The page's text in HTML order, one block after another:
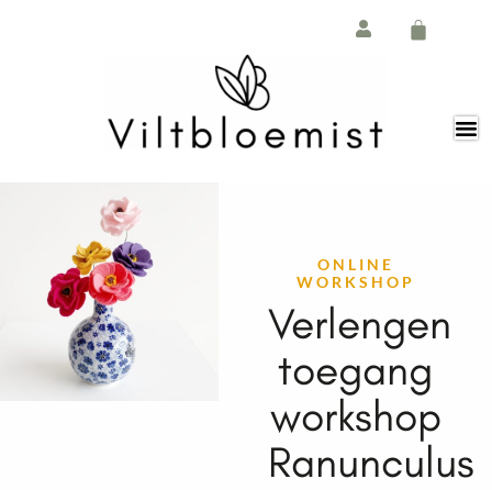
ONLINE
WORKSHOP
Verlengen
toegang
workshop
Ranunculus